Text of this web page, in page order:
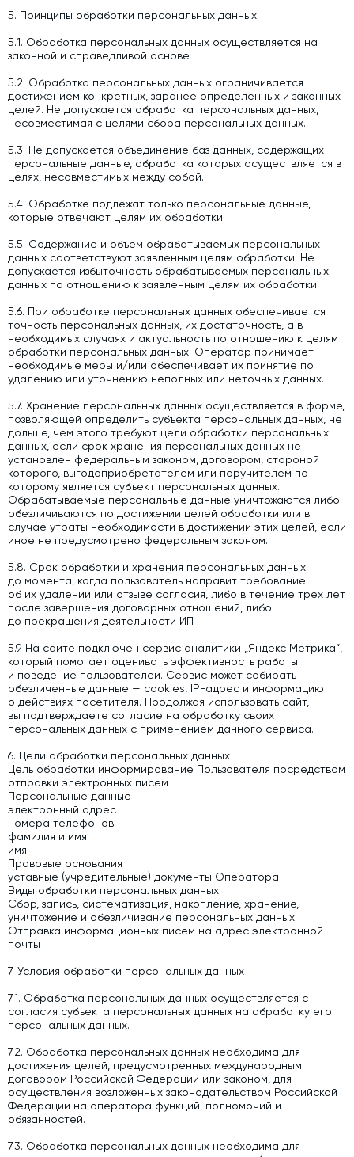
5. Принципы обработки персональных данных
5.1. Обработка персональных данных осуществляется на
законной и справедливой основе.
5.2. Обработка персональных данных ограничивается
достижением конкретных, заранее определенных и законных
целей. Не допускается обработка персональных данных,
несовместимая с целями сбора персональных данных.
5.3. Не допускается объединение баз данных, содержащих
персональные данные, обработка которых осуществляется в
целях, несовместимых между собой.
5.4. Обработке подлежат только персональные данные,
которые отвечают целям их обработки.
5.5. Содержание и объем обрабатываемых персональных
данных соответствуют заявленным целям обработки. Не
допускается избыточность обрабатываемых персональных
данных по отношению к заявленным целям их обработки.
5.6. При обработке персональных данных обеспечивается
точность персональных данных, их достаточность, а в
необходимых случаях и актуальность по отношению к целям
обработки персональных данных. Оператор принимает
необходимые меры и/или обеспечивает их принятие по
удалению или уточнению неполных или неточных данных.
5.7. Хранение персональных данных осуществляется в форме,
позволяющей определить субъекта персональных данных, не
дольше, чем этого требуют цели обработки персональных
данных, если срок хранения персональных данных не
установлен федеральным законом, договором, стороной
которого, выгодоприобретателем или поручителем по
которому является субъект персональных данных.
Обрабатываемые персональные данные уничтожаются либо
обезличиваются по достижении целей обработки или в
случае утраты необходимости в достижении этих целей, если
иное не предусмотрено федеральным законом.
5.8. Срок обработки и хранения персональных данных:
до момента, когда пользователь направит требование
об их удалении или отзыве согласия, либо в течение трех лет
после завершения договорных отношений, либо
до прекращения деятельности ИП
5.9. На сайте подключен сервис аналитики „Яндекс Метрика“,
который помогает оценивать эффективность работы
и поведение пользователей. Сервис может собирать
обезличенные данные — cookies, IP-адрес и информацию
о действиях посетителя. Продолжая использовать сайт,
вы подтверждаете согласие на обработку своих
персональных данных с применением данного сервиса.
6. Цели обработки персональных данных
Цель обработки информирование Пользователя посредством
отправки электронных писем
Персональные данные
электронный адрес
номера телефонов
фамилия и имя
имя
Правовые основания
уставные (учредительные) документы Оператора
Виды обработки персональных данных
Сбор, запись, систематизация, накопление, хранение,
уничтожение и обезличивание персональных данных
Отправка информационных писем на адрес электронной
почты
7. Условия обработки персональных данных
7.1. Обработка персональных данных осуществляется с
согласия субъекта персональных данных на обработку его
персональных данных.
7.2. Обработка персональных данных необходима для
достижения целей, предусмотренных международным
договором Российской Федерации или законом, для
осуществления возложенных законодательством Российской
Федерации на оператора функций, полномочий и
обязанностей.
7.3. Обработка персональных данных необходима для